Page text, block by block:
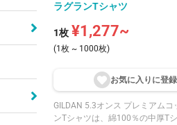
ラグランTシャツ
1枚 ¥1,277~
(1枚 ~ 1000枚)
お気に入りに登録
GILDAN 5.3オンス プレミアムコ
ンTシャツは、綿100％の中厚Tシ